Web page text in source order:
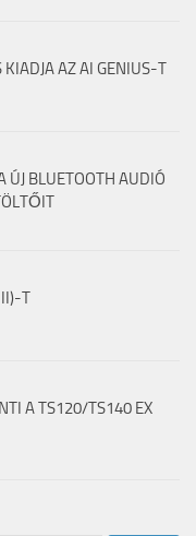
AZ AI GENIUS-T
ÚJ BLUETOOTH AUDIÓ
II)-T
A TS120/TS140 EX